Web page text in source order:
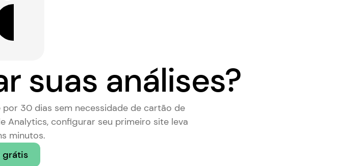
suas análises?
30 dias sem necessidade de cartão de
Analytics, configurar seu primeiro site leva
minutos.
grátis